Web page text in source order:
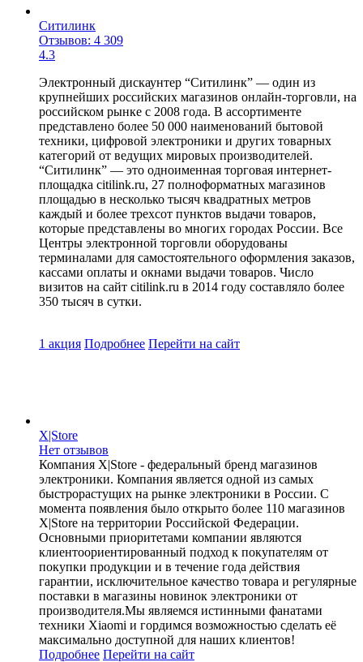
Ситилинк
Отзывов: 4 309
4.3
Электронный дискаунтер “Ситилинк” — один из
крупнейших российских магазинов онлайн-торговли, на
российском рынке с 2008 года. В ассортименте
представлено более 50 000 наименований бытовой
техники, цифровой электроники и других товарных
категорий от ведущих мировых производителей.
“Ситилинк” — это одноименная торговая интернет-
площадка citilink.ru, 27 полноформатных магазинов
площадью в несколько тысяч квадратных метров
каждый и более трехсот пунктов выдачи товаров,
которые представлены во многих городах России. Все
Центры электронной торговли оборудованы
терминалами для самостоятельного оформления заказов,
кассами оплаты и окнами выдачи товаров. Число
визитов на сайт citilink.ru в 2014 году составляло более
350 тысяч в сутки.
1 акция Подробнее Перейти на сайт
X|Store
Нет отзывов
Компания X|Store - федеральный бренд магазинов
электроники. Компания является одной из самых
быстрорастущих на рынке электроники в России. С
момента появления было открыто более 110 магазинов
X|Store на территории Российской Федерации.
Основными приоритетами компании являются
клиентоориентированный подход к покупателям от
покупки продукции и в течение года действия
гарантии, исключительное качество товара и регулярные
поставки в магазины новинок электроники от
производителя.Мы являемся истинными фанатами
техники Xiaomi и гордимся возможностью сделать её
максимально доступной для наших клиентов!
Подробнее Перейти на сайт